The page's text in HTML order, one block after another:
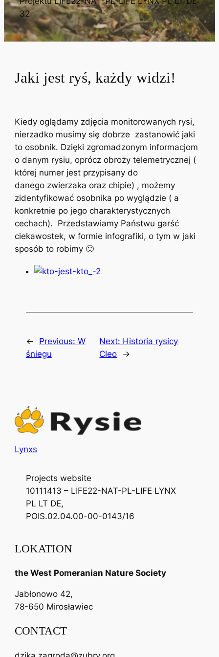
32
Jaki jest ryś, każdy widzi!
Kiedy oglądamy zdjęcia monitorowanych rysi,
nierzadko musimy się dobrze zastanowić jaki
to osobnik. Dzięki zgromadzonym informacjom
o danym rysiu, oprócz obroży telemetrycznej (
której numer jest przypisany do
danego zwierzaka oraz chipie) , możemy
zidentyfikować osobnika po wyglądzie ( a
konkretnie po jego charakterystycznych
cechach). Przedstawiamy Państwu garść
ciekawostek, w formie infografiki, o tym w jaki
sposób to robimy 🙂
← Previous: W
śniegu
Next: Historia rysicy
Cleo
→
Lynxs
Projects website
10111413 – LIFE22-NAT-PL-LIFE LYNX
PL LT DE,
POIS.02.04.00-00-0143/16
LOKATION
the West Pomeranian Nature Society
Jabłonowo 42,
78-650 Mirosławiec
CONTACT